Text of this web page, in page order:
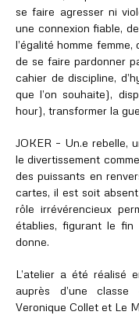
se faire agresser ni
une connexion fiable,
l’égalité homme
de se faire pardonner
cahier de discipline,
que l’on souhaite),
hour), transformer la
JOKER – Un.e rebelle,
le divertissement
des puissants en
cartes, il est soit
rôle irrévérencieux
établies, figurant le fin
donne.
L’atelier a été réalisé
auprès d’une
Veronique Collet et Le